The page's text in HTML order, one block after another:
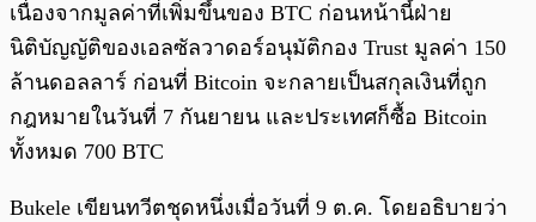
เนื่องจากมูลค่าที่เพิ่มขึ้นของ BTC ก่อนหน้านี้ฝ่าย
นิติบัญญัติของเอลซัลวาดอร์อนุมัติกอง Trust มูลค่า 150
ล้านดอลลาร์ ก่อนที่ Bitcoin จะกลายเป็นสกุลเงินที่ถูก
กฎหมายในวันที่ 7 กันยายน และประเทศก็ซื้อ Bitcoin
ทั้งหมด 700 BTC
Bukele เขียนทวีตชุดหนึ่งเมื่อวันที่ 9 ต.ค. โดยอธิบายว่า